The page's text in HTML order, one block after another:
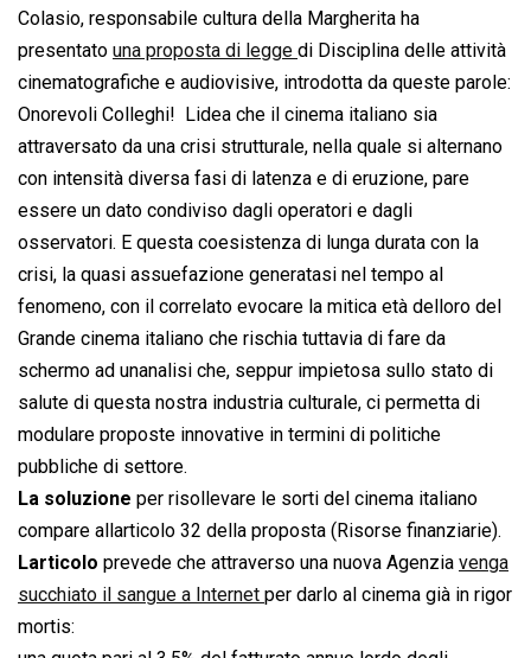
o
o
k
A
p
p
d
I
n
d
s
i
n
k
Colasio, responsabile cultura della Margherita ha
presentato una proposta di legge di Disciplina delle attività
cinematografiche e audiovisive, introdotta da queste parole:
Onorevoli Colleghi!  Lidea che il cinema italiano sia
attraversato da una crisi strutturale, nella quale si alternano
con intensità diversa fasi di latenza e di eruzione, pare
essere un dato condiviso dagli operatori e dagli
osservatori. E questa coesistenza di lunga durata con la
crisi, la quasi assuefazione generatasi nel tempo al
fenomeno, con il correlato evocare la mitica età delloro del
Grande cinema italiano che rischia tuttavia di fare da
schermo ad unanalisi che, seppur impietosa sullo stato di
salute di questa nostra industria culturale, ci permetta di
modulare proposte innovative in termini di politiche
pubbliche di settore.
La soluzione per risollevare le sorti del cinema italiano
compare allarticolo 32 della proposta (Risorse finanziarie).
Larticolo prevede che attraverso una nuova Agenzia venga
succhiato il sangue a Internet per darlo al cinema già in rigor
mortis: